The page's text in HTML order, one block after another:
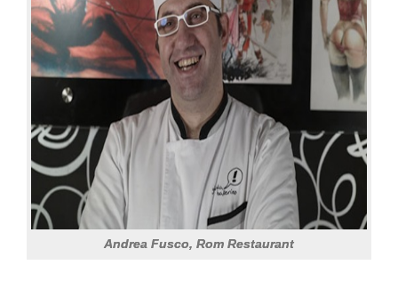
Andrea Fusco, Rom Restaurant